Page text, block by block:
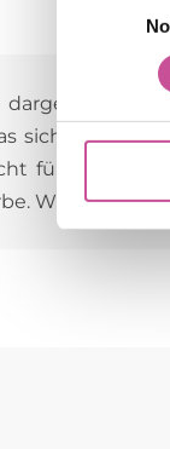
dargestellten
sich aus den
für den
Wir laden